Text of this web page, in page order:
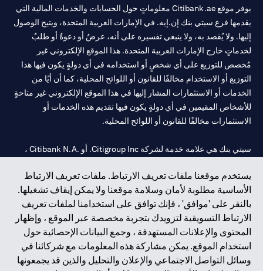
يستخدم موقعنا ملفات تعريف الارتباط. ملفات تعريف الارتباط
الأساسية مطلوبة لأمان وسلامة موقعنا ولا يمكن إيقاف تشغيلها.
بالنقر على 'موافق' ، فإنك توافق على استخدامنا لملفات تعريف
الارتباط التسويقية لتزويدك بتجربة مخصصة عبر الموقع ، وإظهار
المحتوى والإعلانات المستهدفة ، وجمع البيانات الإحصائية حول
استخدام الموقع. يمكن مشاركة هذه المعلومات مع شركائنا في
وسائل التواصل الاجتماعي والإعلان والتحليل والذين قد يجمعونها
يوفر موقع Citibank.ae معلوماتٍ حول الحسابات والخدمات المالية التي
يقدمها فرع سيتي بنك إن.إيه. في الإمارات العربية المتحدة، ويتيح الوصول
إليها. ولا يُقصد به، ولا ينبغي تفسيره على أنه، عرضٌ أو دعوةٌ أو طلبٌ
لخدماتٍ خارج الإمارات العربية المتحدة. هذا الموقع الإلكتروني غير
مُخصص للتوزيع على أي شخصٍ أو استخدامه في أي دولةٍ يكون فيها هذا
التوزيع أو الاستخدام مخالفًا للقانون أو اللوائح المحلية، كما أن أيًا من
الخدمات أو الاستثمارات المشار إليها في هذا الموقع الإلكتروني غير متاحةٍ
للأشخاص المقيمين في أي دولةٍ يكون فيها تقديم هذه الخدمات أو
الاستثمارات مخالفًا للقانون أو اللوائح المحلية.
سيتي بنك هي علامة خدمة لشركة Citigroup Inc. أو .Citibank N.A ،
سيتي بنك إن. إيه. الإمارات مسجل لدى مصرف الإمارات المركزي تحت
أرقام التراخيص 202563 لفرع الوصل في دبي، 531989 لفرع مول
الإمارات في دبي، وCN-1002019لفرع أبوظبي. هاتف: 4000 311 04.
فرع سيتي بنك إن إيه - الإمارات العربية المتحدة مرخص من مصرف
الإمارات العربية المتحدة المركزي كفرع لبنك أجنبي.
سيتي بنك إن إيه الإمارات العربية المتحدة مرخص من هيئة الأوراق المالية